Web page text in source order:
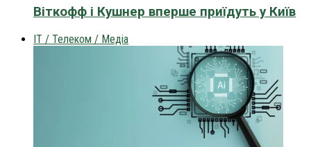
Віткофф і Кушнер вперше приїдуть у Київ
IT / Телеком / Медіа